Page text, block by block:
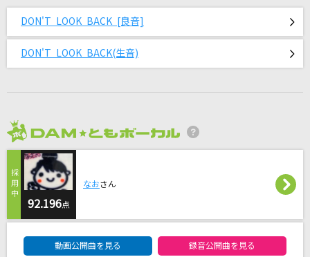
Soranji
Mrs. GREEN APPLE
いよわ feat.初音ミク
Habit
SEKAI NO OWARI(世界の終わり)
みかんハート
C&K
DON'T LOOK BACK [良音]
DON'T LOOK BACK(生音)
92.196点
なおさん
動画公開曲を見る 録音公開曲を見る